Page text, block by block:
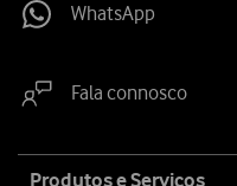
WhatsApp
Fala connosco
Produtos e Serviços